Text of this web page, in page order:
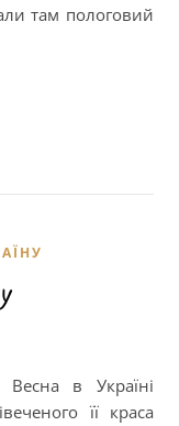
там пологовий
в Україні
її краса